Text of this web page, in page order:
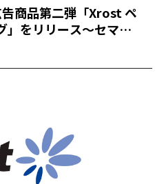
商品第二弾「Xrost ペ
」をリリース〜セマン